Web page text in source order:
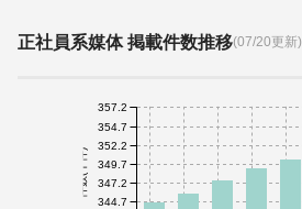
正社員系媒体 掲載件数推移(07/20更新)
件数(千件)
344.7
347.2
349.7
352.2
354.7
357.2